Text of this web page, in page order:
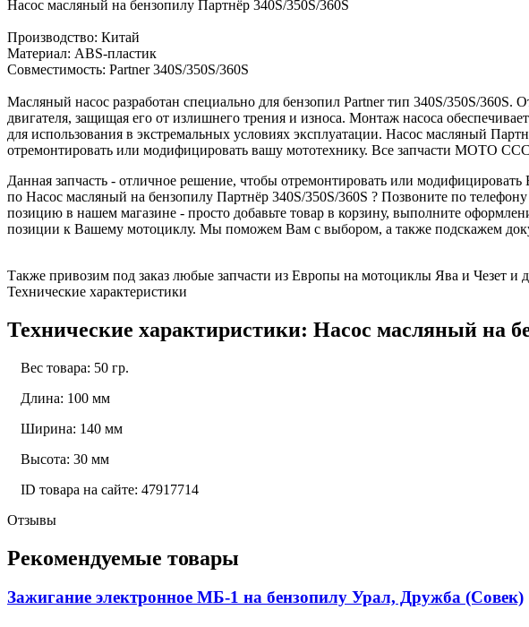
Насос масляный на бензопилу Партнёр 340S/350S/360S
Производство: Китай
Материал: ABS-пластик
Совместимость: Partner 340S/350S/360S
Масляный насос разработан специально для бензопил Partner тип 340S/350S/
двигателя, защищая его от излишнего трения и износа. Монтаж насоса
для использования в экстремальных условиях эксплуатации. Насос масляный
отремонтировать или модифицировать вашу мототехнику. Все запчасти МОТО
Данная запчасть - отличное решение, чтобы отремонтировать или
по Насос масляный на бензопилу Партнёр 340S/350S/360S ? Позвоните по
позицию в нашем магазине - просто добавьте товар в корзину, выполните
позиции к Вашему мотоциклу. Мы поможем Вам с выбором, а также подскажем
Также привозим под заказ любые запчасти из Европы на мотоциклы Ява и Чезет
Технические характеристики
Технические характиристики: Насос масляный на
Вес товара: 50 гр.
Длина: 100 мм
Ширина: 140 мм
Высота: 30 мм
ID товара на сайте: 47917714
Отзывы
Рекомендуемые товары
Зажигание электронное МБ-1 на бензопилу Урал, Дружба (Совек)